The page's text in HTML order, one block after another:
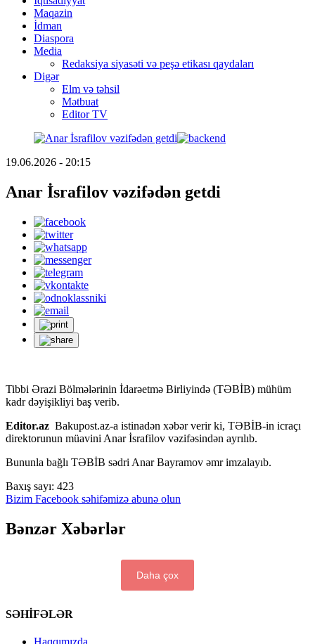
Maqazin
İdman
Diaspora
Media
Redaksiya siyasəti və peşə etikası qaydaları
Digər
Elm və təhsil
Mətbuat
Editor TV
19.06.2026 - 20:15
Anar İsrafilov vəzifədən getdi
Tibbi Ərazi Bölmələrinin İdarəetmə Birliyində (TƏBİB) mühüm
kadr dəyişikliyi baş verib.
Editor.az Bakupost.az-a istinadən xəbər verir ki, TƏBİB-in icraçı
direktorunun müavini Anar İsrafilov vəzifəsindən ayrılıb.
Bununla bağlı TƏBİB sədri Anar Bayramov əmr imzalayıb.
Baxış sayı: 423
Bizim Facebook səhifəmizə abunə olun
Bənzər Xəbərlər
Daha çox
SƏHİFƏLƏR
Haqqımızda